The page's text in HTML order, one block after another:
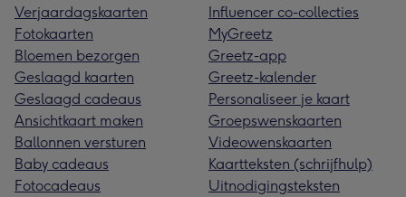
Verjaardagskaarten
Fotokaarten
Bloemen bezorgen
Geslaagd kaarten
Geslaagd cadeaus
Ansichtkaart maken
Ballonnen versturen
Baby cadeaus
Fotocadeaus
Influencer co-collecties
MyGreetz
Greetz-app
Greetz-kalender
Personaliseer je kaart
Groepswenskaarten
Videowenskaarten
Kaartteksten (schrijfhulp)
Uitnodigingsteksten